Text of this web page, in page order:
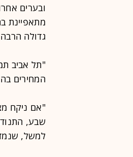
ובערים
מתאפיינת
גדולה הרבה
"תל אביב
המחירים
"אם ניקח
שבע,
למשל,